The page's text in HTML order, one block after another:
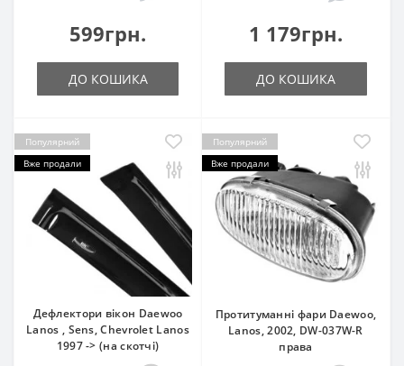
599грн.
ДО КОШИКА
1 179грн.
ДО КОШИКА
Популярний
Вже продали
Дефлектори вікон Daewoo
Lanos , Sens, Chevrolet Lanos
1997 -> (на скотчі)
Популярний
Вже продали
Протитуманні фари Daewoo,
Lanos, 2002, DW-037W-R
права